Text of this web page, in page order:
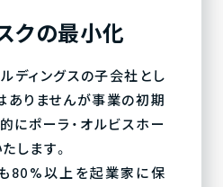
クの最小化
ディングスの子会社とし
ありませんが事業の初期
にポーラ・オルビスホー
します。
80%以上を起業家に保